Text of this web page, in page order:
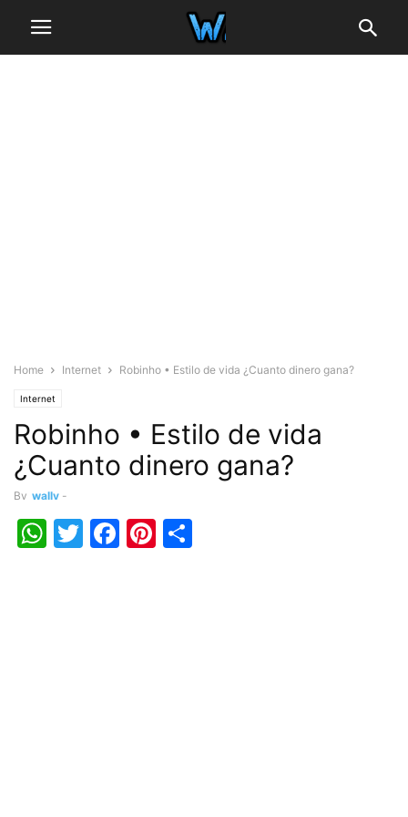
Home Internet Robinho • Estilo de vida ¿Cuanto dinero gana?
Internet
Robinho • Estilo de vida
¿Cuanto dinero gana?
By wally -
WhatsApp
Twitter
Facebook
Pinterest